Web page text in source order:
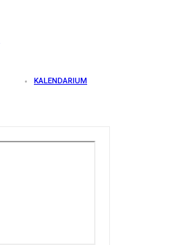
KALENDARIUM